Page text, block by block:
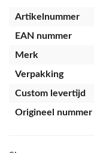
Artikelnummer
EAN nummer
Merk
Verpakking
Custom levertijd
Origineel nummer